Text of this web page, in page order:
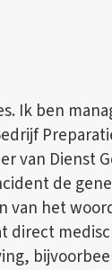
Ik ben
van Dienst
de
van het
direct